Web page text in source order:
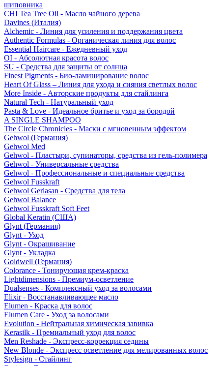
шиповника
CHI Tea Tree Oil - Масло чайного дерева
Davines (Италия)
Alchemic - Линия для усиления и поддержания цвета
Authentic Formulas - Органическая линия для волос
Essential Haircare - Eжедневный уход
OI - Абсолютная красота волос
SU - Средства для защиты от солнца
Finest Pigments - Био-ламинирование волос
Heart Of Glass – Линия для ухода и сияния светлых волос
More Inside - Авторские продукты для стайлинга
Natural Tech - Натуральный уход
Pasta & Love - Идеальное бритье и уход за бородой
A SINGLE SHAMPOO
The Circle Chronicles - Маски с мгновенным эффектом
Gehwol (Германия)
Gehwol Med
Gehwol - Пластыри, супинаторы, средства из гель-полимера
Gehwol - Универсальные средства
Gehwol - Профессиональные и специальные средства
Gehwol Fusskraft
Gehwol Gerlasan - Средства для тела
Gehwol Balance
Gehwol Fusskraft Soft Feet
Global Keratin (США)
Glynt (Германия)
Glynt - Уход
Glynt - Окрашивание
Glynt - Укладка
Goldwell (Германия)
Colorance - Тонирующая крем-краска
Lightdimensions - Премиум-осветление
Dualsenses - Комплексный уход за волосами
Elixir - Восстанавливающее масло
Elumen - Краска для волос
Elumen Care - Уход за волосами
Evolution - Нейтральная химическая завивка
Kerasilk - Премиальный уход для волос
Men Reshade - Экспресс-коррекция седины
New Blonde - Экспресс осветление для мелированных волос
Stylesign - Стайлинг